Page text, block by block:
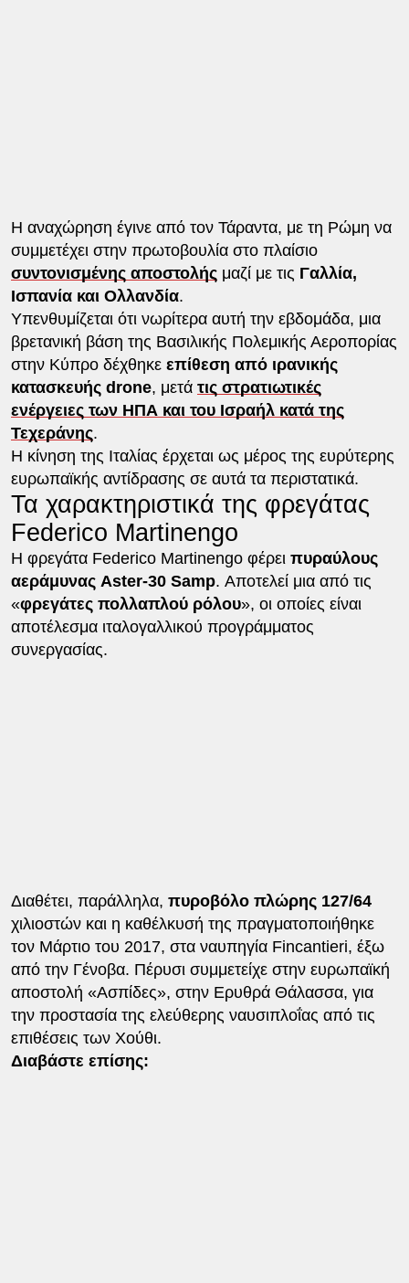
Η αναχώρηση έγινε από τον Τάραντα, με τη Ρώμη να
συμμετέχει στην πρωτοβουλία στο πλαίσιο
συντονισμένης αποστολήςμαζί με τις Γαλλία,
Ισπανία και Ολλανδία.
Υπενθυμίζεται ότι νωρίτερα αυτή την εβδομάδα, μια
βρετανική βάση της Βασιλικής Πολεμικής Αεροπορίας
στην Κύπρο δέχθηκε επίθεση από ιρανικής
κατασκευής drone, μετά τις στρατιωτικές
ενέργειες των ΗΠΑ και του Ισραήλ κατά της
Τεχεράνης.
Η κίνηση της Ιταλίας έρχεται ως μέρος της ευρύτερης
ευρωπαϊκής αντίδρασης σε αυτά τα περιστατικά.
Τα χαρακτηριστικά της φρεγάτας
Federico Martinengo
Η φρεγάτα Federico Martinengo φέρει πυραύλους
αεράμυνας Aster-30 Samp. Αποτελεί μια από τις
«φρεγάτες πολλαπλού ρόλου», οι οποίες είναι
αποτέλεσμα ιταλογαλλικού προγράμματος
συνεργασίας.
Διαθέτει, παράλληλα, πυροβόλο πλώρης 127/64
χιλιοστών και η καθέλκυσή της πραγματοποιήθηκε
τον Μάρτιο του 2017, στα ναυπηγία Fincantieri, έξω
από την Γένοβα. Πέρυσι συμμετείχε στην ευρωπαϊκή
αποστολή «Ασπίδες», στην Ερυθρά Θάλασσα, για
την προστασία της ελεύθερης ναυσιπλοΐας από τις
επιθέσεις των Χούθι.
Διαβάστε επίσης: